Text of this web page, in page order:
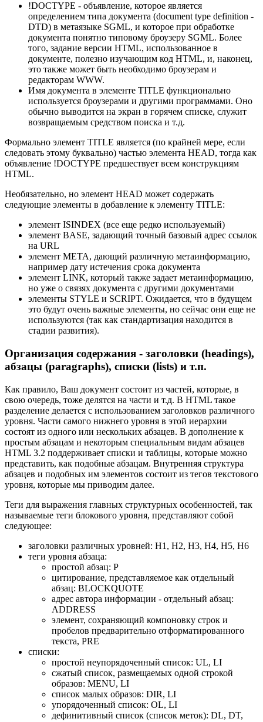
!DOCTYPE - объявление, которое является
определением типа документа (document type definition -
DTD) в метаязыке SGML, и которое при обработке
документа понятно типовому броузеру SGML. Более
того, задание версии HTML, использованное в
документе, полезно изучающим код HTML, и, наконец,
это также может быть необходимо броузерам и
редакторам WWW.
Имя документа в элементе TITLE функционально
используется броузерами и другими программами. Оно
обычно выводится на экран в горячем списке, служит
возвращаемым средством поиска и т.д.
Формально элемент TITLE является (по крайней мере, если
следовать этому буквально) частью элемента HEAD, тогда как
объявление !DOCTYPE предшествует всем конструкциям
HTML.
Необязательно, но элемент HEAD может содержать
следующие элементы в добавление к элементу TITLE:
элемент ISINDEX (все еще редко используемый)
элемент BASE, задающий точный базовый адрес ссылок
на URL
элемент META, дающий различную метаинформацию,
например дату истечения срока документа
элемент LINK, который также задает метаинформацию,
но уже о связях документа с другими документами
элементы STYLE и SCRIPT. Ожидается, что в будущем
это будут очень важные элементы, но сейчас они еще не
используются (так как стандартизация находится в
стадии развития).
Организация содержания - заголовки (headings),
абзацы (paragraphs), списки (lists) и т.п.
Как правило, Ваш документ состоит из частей, которые, в
свою очередь, тоже делятся на части и т.д. В HTML такое
разделение делается с использованием заголовков различного
уровня. Части самого нижнего уровня в этой иерархии
состоят из одного или нескольких абзацев. В дополнение к
простым абзацам и некоторым специальным видам абзацев
HTML 3.2 поддерживает списки и таблицы, которые можно
представить, как подобные абзацам. Внутренняя структура
абзацев и подобных им элементов состоит из тегов текстового
уровня, которые мы приводим далее.
Теги для выражения главных структурных особенностей, так
называемые теги блокового уровня, представляют собой
следующее:
заголовки различных уровней: H1, H2, H3, H4, H5, H6
теги уровня абзаца:
простой абзац: P
цитирование, представляемое как отдельный
абзац: BLOCKQUOTE
адрес автора информации - отдельный абзац:
ADDRESS
элемент, сохраняющий компоновку строк и
пробелов предварительно отформатированного
текста, PRE
списки:
простой неупорядоченный список: UL, LI
сжатый список, размещаемых одной строкой
образов: MENU, LI
список малых образов: DIR, LI
упорядоченный список: OL, LI
дефинитивный список (список меток): DL, DT,